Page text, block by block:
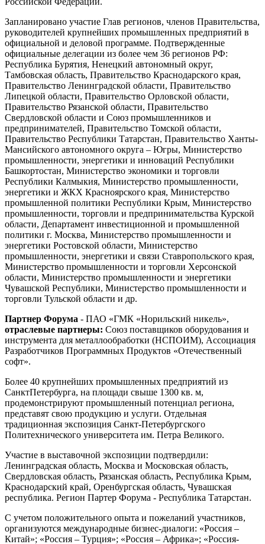
Запланировано участие Глав регионов, членов Правительства,
руководителей крупнейших промышленных предприятий в
официальной и деловой программе. Подтвержденные
официальные делегации из более чем 36 регионов РФ:
Республика Бурятия, Ненецкий автономный округ,
Тамбовская область, Правительство Краснодарского края,
Правительство Ленинградской области, Правительство
Липецкой области, Правительство Орловской области,
Правительство Рязанской области, Правительство
Свердловской области и Союз промышленников и
предпринимателей, Правительство Томской области,
Правительство Республики Татарстан, Правительство Ханты-
Мансийского автономного округа – Югры, Министерство
промышленности, энергетики и инноваций Республики
Башкортостан, Министерство экономики и торговли
Республики Калмыкия, Министерство промышленности,
энергетики и ЖКХ Красноярского края, Министерство
промышленной политики Республики Крым, Министерство
промышленности, торговли и предпринимательства Курской
области, Департамент инвестиционной и промышленной
политики г. Москва, Министерство промышленности и
энергетики Ростовской области, Министерство
промышленности, энергетики и связи Cтавропольского края,
Министерство промышленности и торговли Херсонской
области, Министерство промышленности и энергетики
Чувашской Республики, Министерство промышленности и
торговли Тульской области и др.
Партнер Форума - ПАО «ГМК «Норильский никель»,
отраслевые партнеры: Союз поставщиков оборудования и
инструмента для металлообработки (НСПОИМ), Ассоциация
Разработчиков Программных Продуктов «Отечественный
софт».
Более 40 крупнейших промышленных предприятий из
СанктПетербурга, на площади свыше 1300 кв. м,
продемонстрируют промышленный потенциал региона,
представят свою продукцию и услуги. Отдельная
традиционная экспозиция Санкт-Петербургского
Политехнического университета им. Петра Великого.
Участие в выставочной экспозиции подтвердили:
Ленинградская область, Москва и Московская область,
Свердловская область, Рязанская область, Республика Крым,
Краснодарский край, Оренбургская область, Чувашская
республика. Регион Партер Форума - Республика Татарстан.
С учетом положительного опыта и пожеланий участников,
организуются международные бизнес-диалоги: «Россия –
Китай»; «Россия – Турция»; «Россия – Африка»; «Россия-